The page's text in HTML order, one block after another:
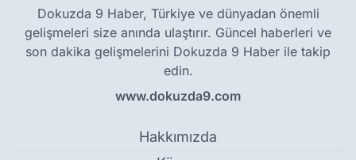
Dokuzda 9 Haber, Türkiye ve dünyadan önemli
gelişmeleri size anında ulaştırır. Güncel haberleri ve
son dakika gelişmelerini Dokuzda 9 Haber ile takip
edin.
www.dokuzda9.com
Hakkımızda